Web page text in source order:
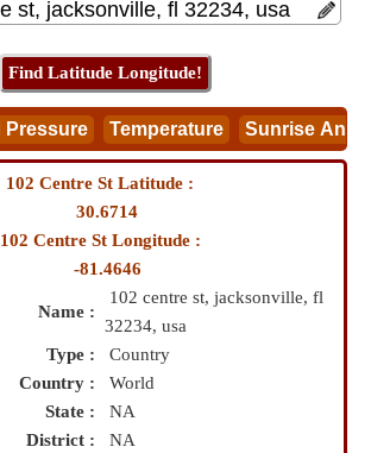
102 Centre St Latitude :
30.6714
102 Centre St Longitude :
-81.4646
Name :
102 centre st, jacksonville, fl
32234, usa
Type :
Country
Country :
World
State :
NA
District :
NA